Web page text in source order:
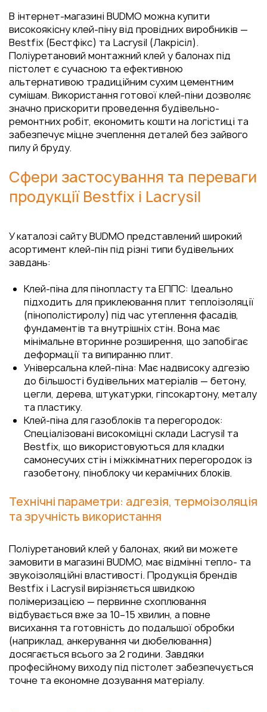
В інтернет-магазині BUDMO можна купити
високоякісну клей-піну від провідних виробників —
Bestfix (Бестфікс) та Lacrysil (Лакрісіл).
Поліуретановий монтажний клей у балонах під
пістолет є сучасною та ефективною
альтернативою традиційним сухим цементним
сумішам. Використання готової клей-піни дозволяє
значно прискорити проведення будівельно-
ремонтних робіт, економить кошти на логістиці та
забезпечує міцне зчеплення деталей без зайвого
пилу й бруду.
Сфери застосування та переваги
продукції Bestfix і Lacrysil
У каталозі сайту BUDMO представлений широкий
асортимент клей-пін під різні типи будівельних
завдань:
Клей-піна для пінопласту та ЕППС: Ідеально
підходить для приклеювання плит теплоізоляції
(пінополістиролу) під час утеплення фасадів,
фундаментів та внутрішніх стін. Вона має
мінімальне вторинне розширення, що запобігає
деформації та випиранню плит.
Універсальна клей-піна: Має надвисоку адгезію
до більшості будівельних матеріалів — бетону,
цегли, дерева, штукатурки, гіпсокартону, металу
та пластику.
Клей-піна для газоблоків та перегородок:
Спеціалізовані високоміцні склади Lacrysil та
Bestfix, що використовуються для кладки
самонесучих стін і міжкімнатних перегородок із
газобетону, піноблоку чи керамічних блоків.
Технічні параметри: адгезія, термоізоляція
та зручність використання
Поліуретановий клей у балонах, який ви можете
замовити в магазині BUDMO, має відмінні тепло- та
звукоізоляційні властивості. Продукція брендів
Bestfix і Lacrysil вирізняється швидкою
полімеризацією — первинне схоплювання
відбувається вже за 10–15 хвилин, а повне
висихання та готовність до подальшої обробки
(наприклад, анкерування чи дюбелювання)
досягається всього за 2 години. Завдяки
професійному виходу під пістолет забезпечується
точне та економне дозування матеріалу.